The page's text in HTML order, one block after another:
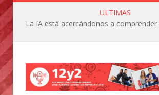
ULTIMAS